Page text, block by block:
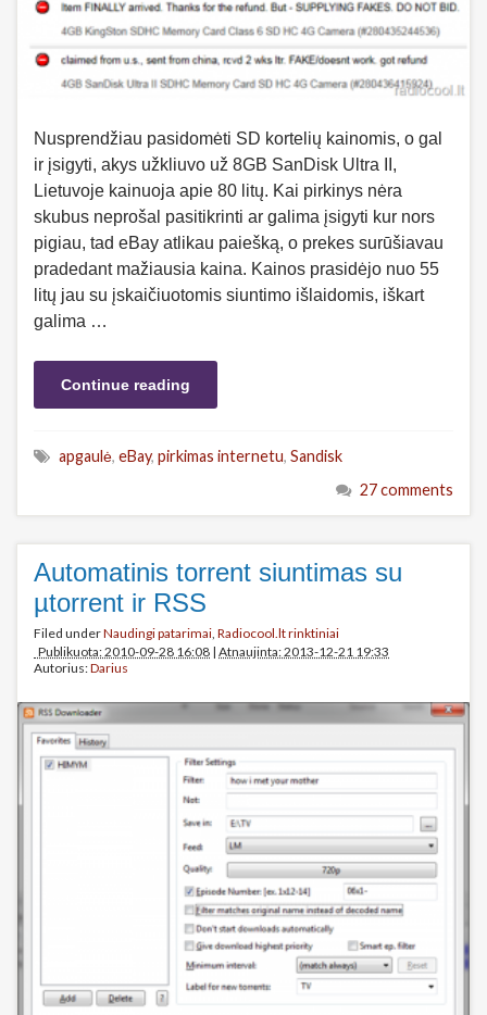
Nusprendžiau pasidomėti SD kortelių kainomis, o gal
ir įsigyti, akys užkliuvo už 8GB SanDisk Ultra II,
Lietuvoje kainuoja apie 80 litų. Kai pirkinys nėra
skubus neprošal pasitikrinti ar galima įsigyti kur nors
pigiau, tad eBay atlikau paiešką, o prekes surūšiavau
pradedant mažiausia kaina. Kainos prasidėjo nuo 55
litų jau su įskaičiuotomis siuntimo išlaidomis, iškart
galima …
Continue reading
apgaulė, eBay, pirkimas internetu, Sandisk
27 comments
Automatinis torrent siuntimas su
µtorrent ir RSS
Filed underNaudingi patarimai, Radiocool.lt rinktiniai
Publikuota: 2010-09-28 16:08 | Atnaujinta: 2013-12-21 19:33
Autorius:Darius